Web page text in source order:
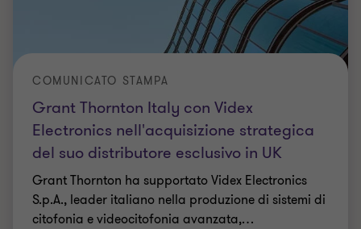
Grant Thornton Italy con Videx
Electronics nell'acquisizione strategica
del suo distributore esclusivo in UK
COMUNICATO STAMPA
Grant Thornton ha supportato Videx Electronics
S.p.A., leader italiano nella produzione di sistemi di
citofonia e videocitofonia avanzata,…